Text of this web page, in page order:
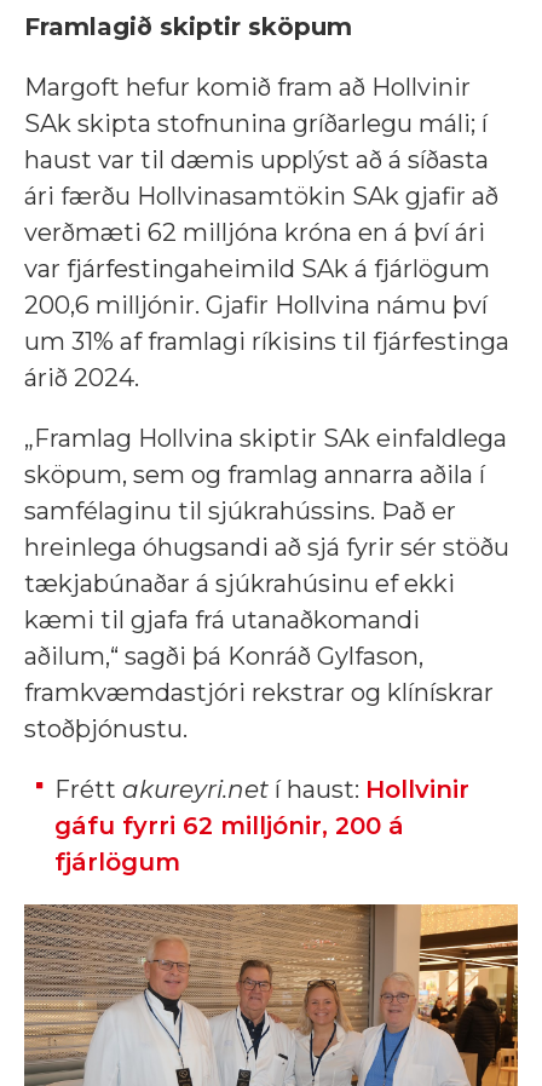
Framlagið skiptir sköpum
Margoft hefur komið fram að Hollvinir
SAk skipta stofnunina gríðarlegu máli; í
haust var til dæmis upplýst að á síðasta
ári færðu Hollvinasamtökin SAk gjafir að
verðmæti 62 milljóna króna en á því ári
var fjárfestingaheimild SAk á fjárlögum
200,6 milljónir. Gjafir Hollvina námu því
um 31% af framlagi ríkisins til fjárfestinga
árið 2024.
„Framlag Hollvina skiptir SAk einfaldlega
sköpum, sem og framlag annarra aðila í
samfélaginu til sjúkrahússins. Það er
hreinlega óhugsandi að sjá fyrir sér stöðu
tækjabúnaðar á sjúkrahúsinu ef ekki
kæmi til gjafa frá utanaðkomandi
aðilum,“ sagði þá Konráð Gylfason,
framkvæmdastjóri rekstrar og klínískrar
stoðþjónustu.
Frétt akureyri.net í haust: Hollvinir
gáfu fyrri 62 milljónir, 200 á
fjárlögum